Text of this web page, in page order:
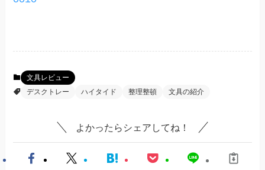
文具レビュー
デスクトレー
ハイタイド 整理整頓 文具の紹介
よかったらシェアしてね！